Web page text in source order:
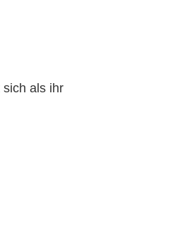
als ihr